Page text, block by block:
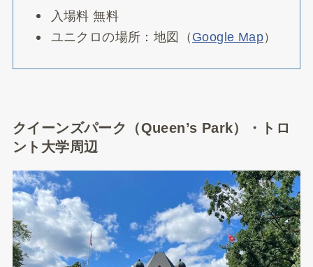
入場料 無料
ユニクロの場所：地図（ Google Map）
クイーンズパーク（Queen’s Park）・トロ
ント大学周辺